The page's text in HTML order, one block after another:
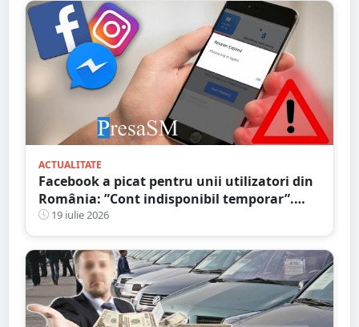
ACTUALITATE
Facebook a picat pentru unii utilizatori din
România: ”Cont indisponibil temporar”.
Probleme și în alte țări
19 iulie 2026